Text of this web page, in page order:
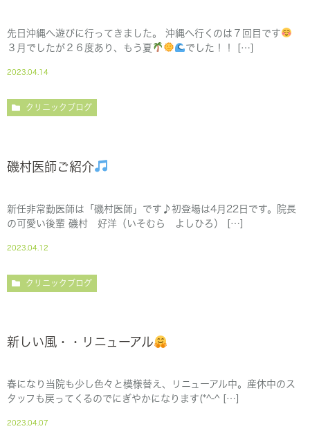
先日沖縄へ遊びに行ってきました。 沖縄へ行くのは７回目です
３月でしたが２６度あり、もう夏
でした！！ […]
2023.04.14
クリニックブログ
磯村医師ご紹介
新任非常勤医師は「磯村医師」です♪初登場は4月22日です。院長
の可愛い後輩 磯村 好洋（いそむら よしひろ） […]
2023.04.12
クリニックブログ
新しい風・・リニューアル
春になり当院も少し色々と模様替え、リニューアル中。産休中のス
タッフも戻ってくるのでにぎやかになります(*^-^ […]
2023.04.07